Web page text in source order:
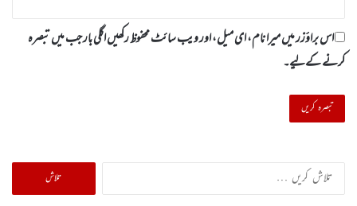
اس براؤزر میں میرا نام، ای میل، اور ویب سائٹ محفوظ رکھیں اگلی بار جب میں تبصرہ
کرنے کےلیے۔
تلاش
کریں